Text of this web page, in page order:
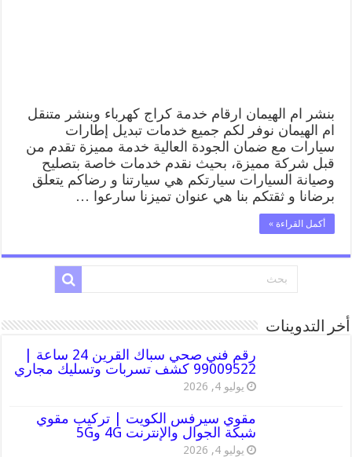
بنشر ام الهيمان ارقام خدمة كراج كهرباء وبنشر متنقل
ام الهيمان نوفر لكم جميع خدمات تبديل إطارات
سيارات مع ضمان الجودة العالية خدمة مميزة تقدم من
قبل شركة مميزة، بحيث نقدم خدمات خاصة بتصليح
وصيانة السيارات سيارتكم هي سيارتنا و رضاكم يتعلق
برضانا و ثقتكم بنا هي عنوان تميزنا سارعوا …
أكمل القراءة »
أخر التدوينات
رقم فني صحي سباك القرين 24 ساعة |
99009522 كشف تسربات وتسليك مجاري
يوليو 4, 2026
مقوي سيرفس الكويت | تركيب مقوي
شبكة الجوال والإنترنت 4G و5G
يوليو 4, 2026